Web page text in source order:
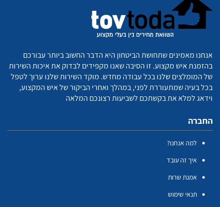
אנחנו מאמינים שתחושת הביטחון היא הדבר החשוב ביותר עבורכם
בהזמנת איש מקצוע. זו הסיבה שאנו מקפידים לבדוק את איכות השירות
של המומלצים שלנו בכל עבודה מחדש. מוקד השירות שלנו ערוך לטפל
בכל בעיה שמתעוררת לפני, במהלך ואחרי הביקור של איש המקצוע,
וידאג למלא את בקשתכם לשביעות רצונכם המלאה
החברה
למה אנחנו?
איך זה עובד
אמנת שרות
תנאי שימוש